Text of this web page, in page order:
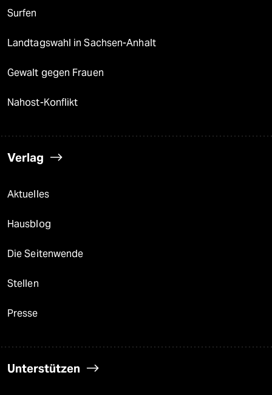
Surfen
Landtagswahl in Sachsen-Anhalt
Gewalt gegen Frauen
Nahost-Konflikt
Verlag
Aktuelles
Hausblog
Die Seitenwende
Stellen
Presse
Unterstützen